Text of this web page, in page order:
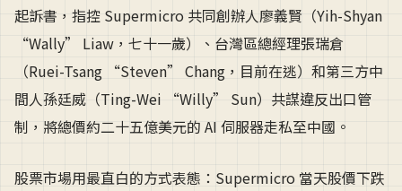
起訴書，指控 Supermicro 共同創辦人廖義賢（Yih-Shyan
“Wally” Liaw，七十一歲）、台灣區總經理張瑞倉
（Ruei-Tsang “Steven” Chang，目前在逃）和第三方中
間人孫廷威（Ting-Wei “Willy” Sun）共謀違反出口管
制，將總價約二十五億美元的 AI 伺服器走私至中國。
股票市場用最直白的方式表態：Supermicro 當天股價下跌